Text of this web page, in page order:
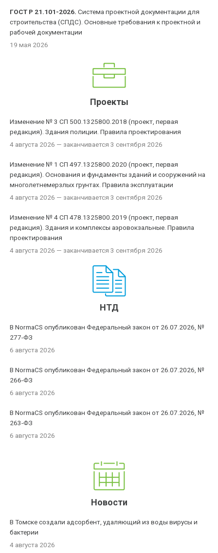
ГОСТ Р 21.101-2026. Система проектной документации для
строительства (СПДС). Основные требования к проектной и
рабочей документации
19 мая 2026
Проекты
Изменение № 3 СП 500.1325800.2018 (проект, первая
редакция). Здания полиции. Правила проектирования
4 августа 2026 — заканчивается 3 сентября 2026
Изменение № 1 СП 497.1325800.2020 (проект, первая
редакция). Основания и фундаменты зданий и сооружений на
многолетнемерзлых грунтах. Правила эксплуатации
4 августа 2026 — заканчивается 3 сентября 2026
Изменение № 4 СП 478.1325800.2019 (проект, первая
редакция). Здания и комплексы аэровокзальные. Правила
проектирования
4 августа 2026 — заканчивается 3 сентября 2026
НТД
В NormaCS опубликован Федеральный закон от 26.07.2026, №
277-ФЗ
6 августа 2026
В NormaCS опубликован Федеральный закон от 26.07.2026, №
266-ФЗ
6 августа 2026
В NormaCS опубликован Федеральный закон от 26.07.2026, №
263-ФЗ
6 августа 2026
Новости
В Томске создали адсорбент, удаляющий из воды вирусы и
бактерии
4 августа 2026